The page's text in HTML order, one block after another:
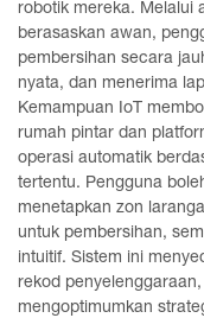
robotik mereka. Melalui
berasaskan awan,
pembersihan secara
nyata, dan menerima
Kemampuan IoT
rumah pintar dan
operasi automatik
tertentu. Pengguna
menetapkan zon
untuk pembersihan,
intuitif. Sistem ini
rekod
mengoptimumkan